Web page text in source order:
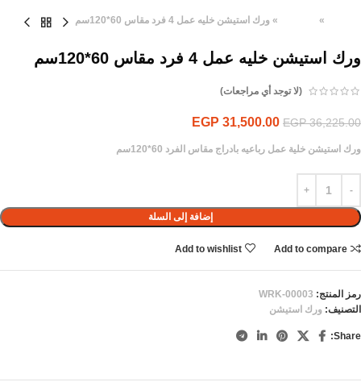
»
» ورك استيشن خليه عمل 4 فرد مقاس 60*120سم
ورك استيشن خليه عمل 4 فرد مقاس 60*120سم
(لا توجد أي مراجعات)
EGP36,225.00
EGP 31,500.00
ورك استيشن خلية عمل رباعيه بادراج مقاس الفرد 60*120سم
إضافة إلى السلة
Add to compare
Add to wishlist
رمز المنتج: WRK-00003
التصنيف: ورك استيشن
Share: